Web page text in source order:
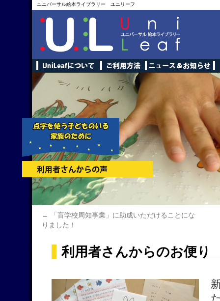
ユニバーサル絵本ライブラリー ユニリーフ
←
「盲学校周知事業」に助成いただけることにな
りました！
利用者さんからのお便